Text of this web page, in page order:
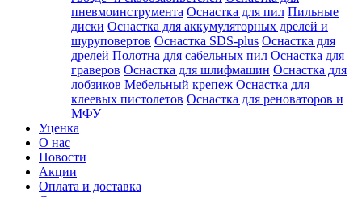
пневмоинструмента Оснастка для пил Пильные
диски Оснастка для аккумуляторных дрелей и
шуруповертов Оснастка SDS-plus Оснастка для
дрелей Полотна для сабельных пил Оснастка для
граверов Оснастка для шлифмашин Оснастка для
лобзиков Мебельный крепеж Оснастка для
клеевых пистолетов Оснастка для реноваторов и
МФУ
Уценка
О нас
Новости
Акции
Оплата и доставка